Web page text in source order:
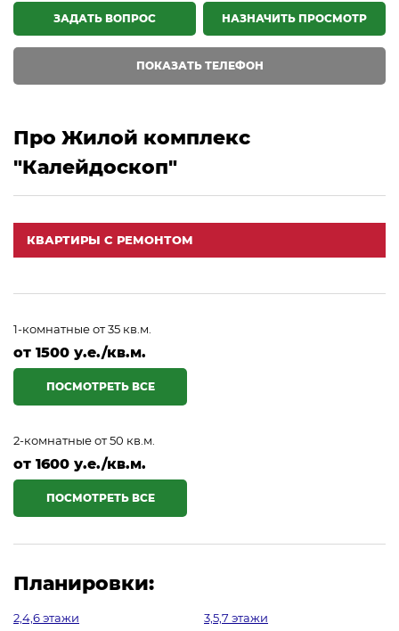
НАЗНАЧИТЬ ПРОСМОТР
ЗАДАТЬ ВОПРОС
ПОКАЗАТЬ ТЕЛЕФОН
Про Жилой комплекс
"Калейдоскоп"
КВАРТИРЫ С РЕМОНТОМ
1-комнатные от 35 кв.м.
от 1500 у.е./кв.м.
ПОСМОТРЕТЬ ВСЕ
2-комнатные от 50 кв.м.
от 1600 у.е./кв.м.
ПОСМОТРЕТЬ ВСЕ
Планировки:
2,4,6 этажи 3,5,7 этажи